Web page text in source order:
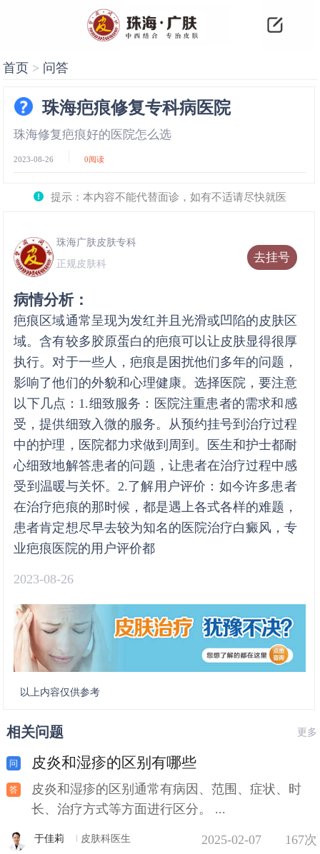
首页 > 问答
珠海疤痕修复专科病医院
珠海修复疤痕好的医院怎么选
2023-08-26 0阅读
提示：本内容不能代替面诊，如有不适请尽快就医
去挂号
珠海广肤皮肤专科
正规皮肤科
病情分析：
疤痕区域通常呈现为发红并且光滑或凹陷的皮肤区
域。含有较多胶原蛋白的疤痕可以让皮肤显得很厚
执行。对于一些人，疤痕是困扰他们多年的问题，
影响了他们的外貌和心理健康。选择医院，要注意
以下几点：1.细致服务：医院注重患者的需求和感
受，提供细致入微的服务。从预约挂号到治疗过程
中的护理，医院都力求做到周到。医生和护士都耐
心细致地解答患者的问题，让患者在治疗过程中感
受到温暖与关怀。2.了解用户评价：如今许多患者
在治疗疤痕的那时候，都是遇上各式各样的难题，
患者肯定想尽早去较为知名的医院治疗白癜风，专
业疤痕医院的用户评价都
2023-08-26
以上内容仅供参考
相关问题 更多
皮炎和湿疹的区别有哪些
皮炎和湿疹的区别通常有病因、范围、症状、时
长、治疗方式等方面进行区分。 ...
于佳莉 皮肤科医生 2025-02-07 167次